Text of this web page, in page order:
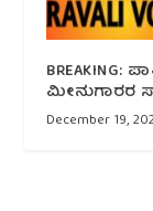
BREAKING:
ಮೀನುಗಾರರ
December 19,